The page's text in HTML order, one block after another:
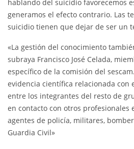
hablando del suicidio favorecemos
generamos el efecto contrario. Las
suicidio tienen que dejar de ser un
«La gestión del conocimiento
subraya Francisco José Celada,
específico de la comisión del
evidencia científica relacionada con
entre los integrantes del resto de
en contacto con otros profesionales
agentes de policía, militares,
Guardia Civil»